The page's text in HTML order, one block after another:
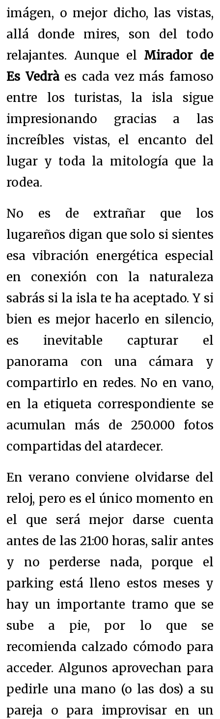
imágen, o mejor dicho, las vistas,
allá donde mires, son del todo
relajantes. Aunque el Mirador de
Es Vedràes cada vez más famoso
entre los turistas, la isla sigue
impresionando gracias a las
increíbles vistas, el encanto del
lugar y toda la mitología que la
rodea.
No es de extrañar que los
lugareños digan que solo si sientes
esa vibración energética especial
en conexión con la naturaleza
sabrás si la isla te ha aceptado. Y si
bien es mejor hacerlo en silencio,
es inevitable capturar el
panorama con una cámara y
compartirlo en redes. No en vano,
en la etiqueta correspondiente se
acumulan más de 250.000 fotos
compartidas del atardecer.
En verano conviene olvidarse del
reloj, pero es el único momento en
el que será mejor darse cuenta
antes de las 21:00 horas, salir antes
y no perderse nada, porque el
parking está lleno estos meses y
hay un importante tramo que se
sube a pie, por lo que se
recomienda calzado cómodo para
acceder. Algunos aprovechan para
pedirle una mano (o las dos) a su
pareja o para improvisar en un